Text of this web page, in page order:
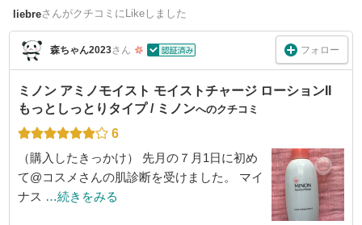
liebreさんがクチコミにLikeしました
森ちゃん2023さん フォロー
ミノン アミノモイスト モイストチャージ ローションII
もっとしっとりタイプ / ミノンへのクチコミ
6
（購入したきっかけ） 先月の７月1日に初め
て@コスメさんの肌診断を受けました。 マイ
ナス …続きをみる